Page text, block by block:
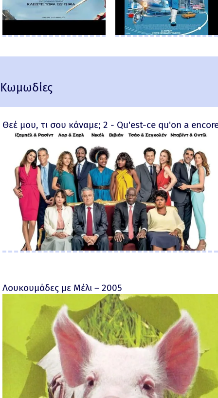
Κωμωδίες
Θεέ μου, τι σου κάναμε; 2 - Qu'est-ce qu'on a
Λουκουμάδες με Μέλι – 2005